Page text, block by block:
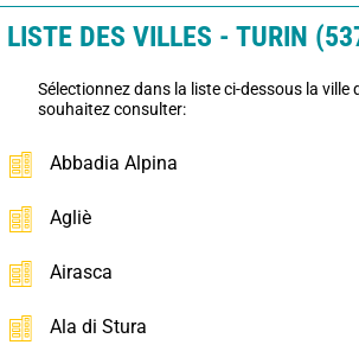
LISTE DES VILLES - TURIN
Sélectionnez dans la liste ci-dessous la ville
souhaitez consulter:
Abbadia Alpina
Agliè
Airasca
Ala di Stura